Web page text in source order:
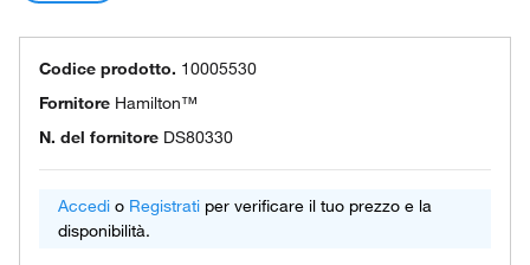
Codice prodotto. 10005530
Fornitore Hamilton™
N. del fornitore DS80330
Accedi o Registrati per verificare il tuo prezzo e la
disponibilità.